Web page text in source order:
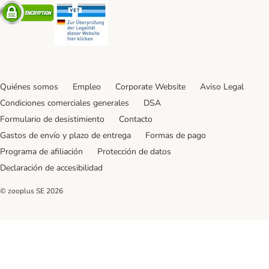
Security
Quiénes somos Empleo Corporate Website
Aviso Legal
Condiciones comerciales generales
DSA
Formulario de desistimiento
Contacto
Gastos de envío y plazo de entrega
Formas de pago
Programa de afiliación
Protección de datos
Declaración de accesibilidad
© zooplus SE 2026